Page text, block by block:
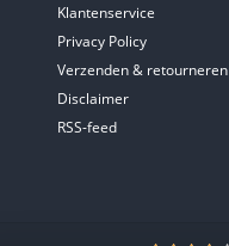
Klantenservice
Privacy Policy
Verzenden & retourneren
Disclaimer
RSS-feed